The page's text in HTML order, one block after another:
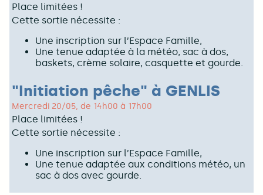
Place limitées !
Cette sortie nécessite :
Une inscription sur l’Espace Famille,
Une tenue adaptée à la météo, sac à dos,
baskets, crème solaire, casquette et gourde.
"Initiation pêche" à GENLIS
Mercredi 20/05, de 14h00 à 17h00
Place limitées !
Cette sortie nécessite :
Une inscription sur l’Espace Famille,
Une tenue adaptée aux conditions météo, un
sac à dos avec gourde.